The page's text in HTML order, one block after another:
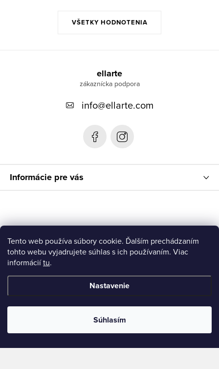
Tento web používa súbory cookie. Ďalším prechádzaním
tohto webu vyjadrujete súhlas s ich používaním. Viac
informáciítu.
Nastavenie
Súhlasím
VŠETKY HODNOTENIA
ellarte
info@ellarte.com
Informácie pre vás